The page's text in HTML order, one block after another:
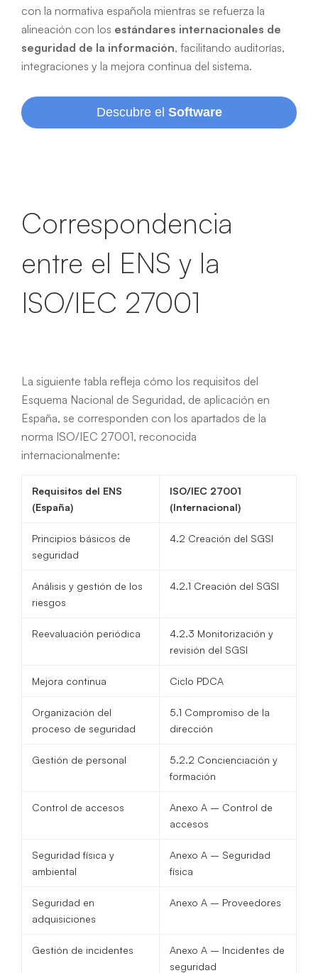
con la normativa española mientras se refuerza la
alineación con los estándares internacionales de
seguridad de la información, facilitando auditorías,
integraciones y la mejora continua del sistema.
Descubre el Software
Correspondencia
entre el ENS y la
ISO/IEC 27001
La siguiente tabla refleja cómo los requisitos del
Esquema Nacional de Seguridad, de aplicación en
España, se corresponden con los apartados de la
norma ISO/IEC 27001, reconocida
internacionalmente:
Requisitos del ENS
(España)
ISO/IEC 27001
(Internacional)
Principios básicos de
seguridad
4.2 Creación del SGSI
Análisis y gestión de los
riesgos
4.2.1 Creación del SGSI
Reevaluación periódica
4.2.3 Monitorización y
revisión del SGSI
Mejora continua Ciclo PDCA
Organización del
proceso de seguridad
5.1 Compromiso de la
dirección
Gestión de personal
5.2.2 Concienciación y
formación
Control de accesos
Anexo A – Control de
accesos
Seguridad física y
ambiental
Anexo A – Seguridad
física
Seguridad en
adquisiciones
Anexo A – Proveedores
Gestión de incidentes
Anexo A – Incidentes de
seguridad